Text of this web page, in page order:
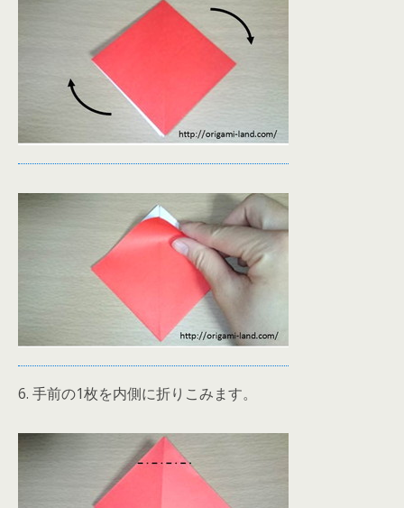
6. 手前の1枚を内側に折りこみます。